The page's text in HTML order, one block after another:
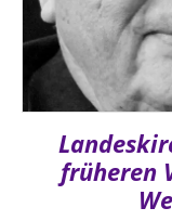
früheren